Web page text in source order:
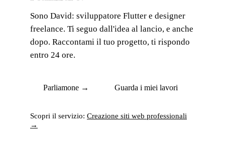
Sono David: sviluppatore Flutter e designer
freelance. Ti seguo dall'idea al lancio, e anche
dopo. Raccontami il tuo progetto, ti rispondo
entro 24 ore.
Parliamone → Guarda i miei lavori
Scopri il servizio: Creazione siti web professionali
→